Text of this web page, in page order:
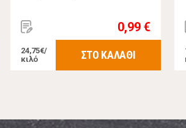
0,99 €
24,75€/
κιλό
ΣΤΟ ΚΑΛΑΘΙ